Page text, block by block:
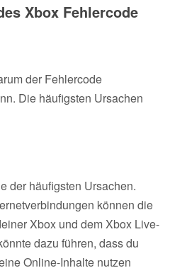
Xbox Fehlercode
der Fehlercode
Die häufigsten Ursachen
der häufigsten Ursachen.
können die
Xbox und dem Xbox Live-
dazu führen, dass du
Online-Inhalte nutzen